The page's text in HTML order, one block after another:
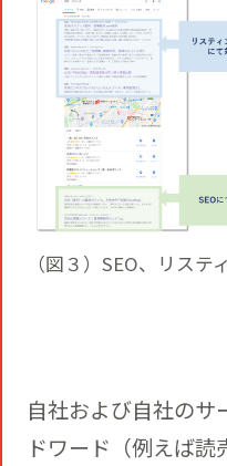
（図３）SEO、リス
自社および自社の
ドワード（例えば